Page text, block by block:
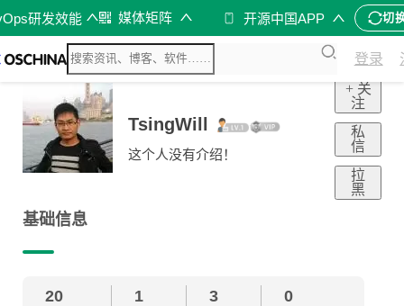
研发效能 媒体矩阵 开源中国APP 切
登录
TsingWill
这个人没有介绍！
+ 关
注
私
信
拉
黑
基础信息
20 1 3 0